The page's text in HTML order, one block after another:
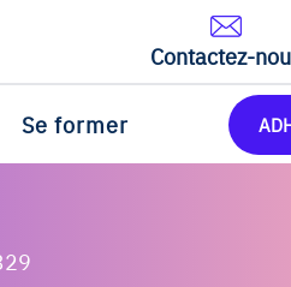
Contactez-
Se former